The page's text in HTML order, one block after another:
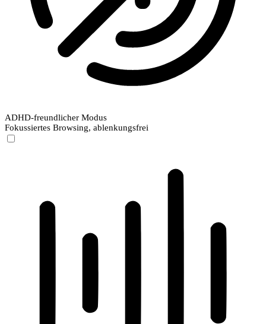
ADHD-freundlicher Modus
Fokussiertes Browsing, ablenkungsfrei